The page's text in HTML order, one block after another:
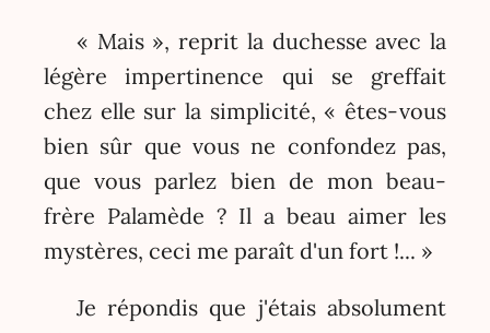
« Mais », reprit la duchesse avec la
légère impertinence qui se greffait
chez elle sur la simplicité, « êtes-vous
bien sûr que vous ne confondez pas,
que vous parlez bien de mon beau-
frère Palamède ? Il a beau aimer les
mystères, ceci me paraît d'un fort !... »
Je répondis que j'étais absolument